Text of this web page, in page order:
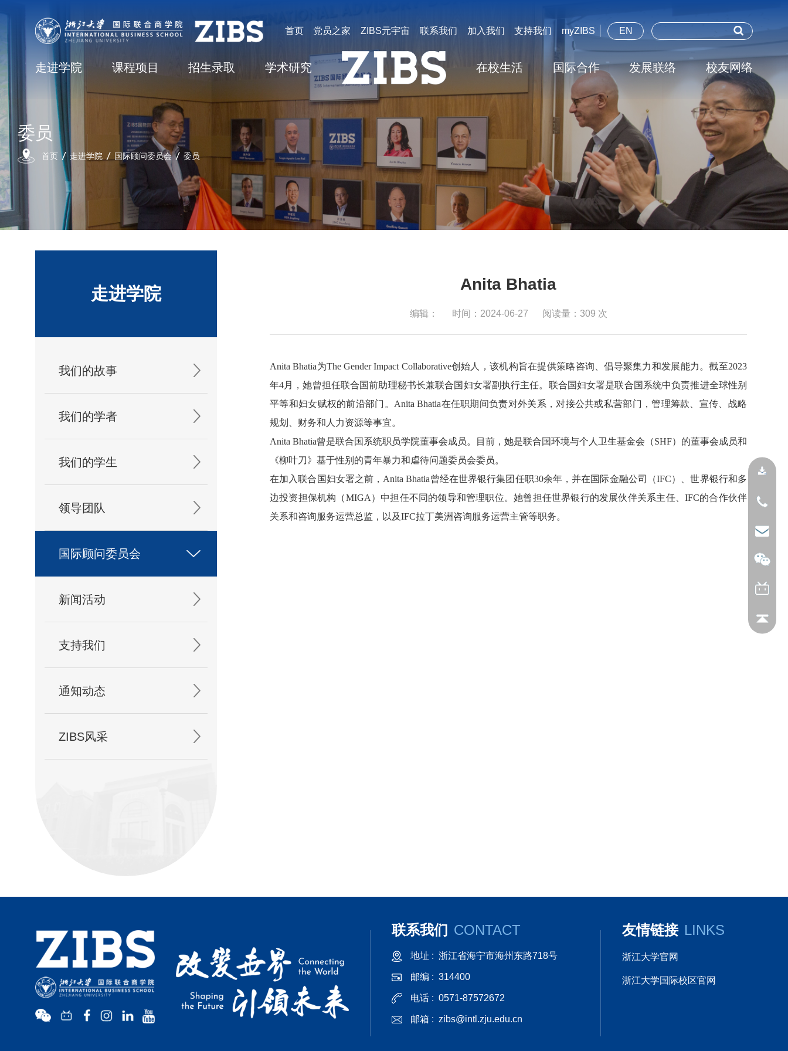
首页 党员之家 ZIBS元宇宙 联系我们 加入我们 支持我们 myZIBS EN
走进学院 课程项目 招生录取 学术研究 在校生活 国际合作 发展联络 校友网络
委员
首页 走进学院 国际顾问委员会 委员
走进学院
我们的故事
我们的学者
我们的学生
领导团队
国际顾问委员会
新闻活动
支持我们
通知动态
ZIBS风采
Anita Bhatia
编辑： 时间：2024-06-27 阅读量： 309 次
Anita Bhatia为The Gender Impact Collaborative创始人，该机构旨在提供策略咨询、倡导聚集力和发展能力。截至2023
年4月，她曾担任联合国前助理秘书长兼联合国妇女署副执行主任。联合国妇女署是联合国系统中负责推进全球性别
平等和妇女赋权的前沿部门。Anita Bhatia在任职期间负责对外关系，对接公共或私营部门，管理筹款、宣传、战略
规划、财务和人力资源等事宜。
Anita Bhatia曾是联合国系统职员学院董事会成员。目前，她是联合国环境与个人卫生基金会（SHF）的董事会成员和
《柳叶刀》基于性别的青年暴力和虐待问题委员会委员。
在加入联合国妇女署之前，Anita Bhatia曾经在世界银行集团任职30余年，并在国际金融公司（IFC）、世界银行和多
边投资担保机构（MIGA）中担任不同的领导和管理职位。她曾担任世界银行的发展伙伴关系主任、IFC的合作伙伴
关系和咨询服务运营总监，以及IFC拉丁美洲咨询服务运营主管等职务。
联系我们 CONTACT
地址 :浙江省海宁市海州东路718号
邮编 :314400
电话 :0571-87572672
邮箱 :zibs@intl.zju.edu.cn
友情链接 LINKS
浙江大学官网
浙江大学国际校区官网